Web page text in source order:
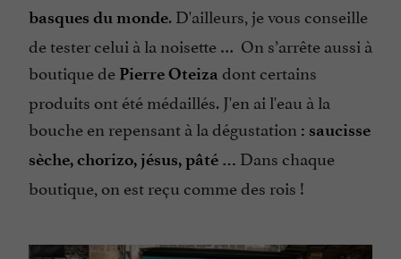
basques du monde. D'ailleurs, je vous conseille
de tester celui à la noisette … On s’arrête aussi à
boutique de PierreOteiza dont certains
produits ont été médaillés. J'en ai l'eau à la
bouche en repensant à la dégustation : saucisse
sèche, chorizo, jésus, pâté … Dans chaque
boutique, on est reçu comme des rois !